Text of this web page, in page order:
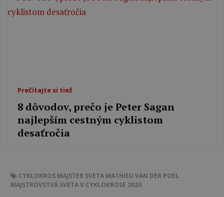
Prečítajte si tiež
8 dôvodov, prečo je Peter Sagan
najlepším cestným cyklistom
desaťročia
CYKLOKROS MAJSTER SVETA MATHIEU VAN DER POEL
MAJSTROVSTVÁ SVETA V CYKLOKROSE 2020